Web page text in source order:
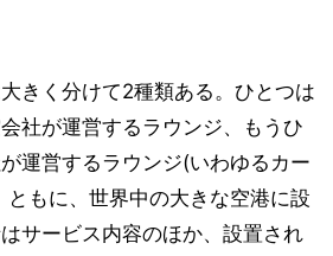
きく分けて2種類ある。ひとつは
社が運営するラウンジ、もうひ
運営するラウンジ(いわゆるカー
ともに、世界中の大きな空港に設
サービス内容のほか、設置され